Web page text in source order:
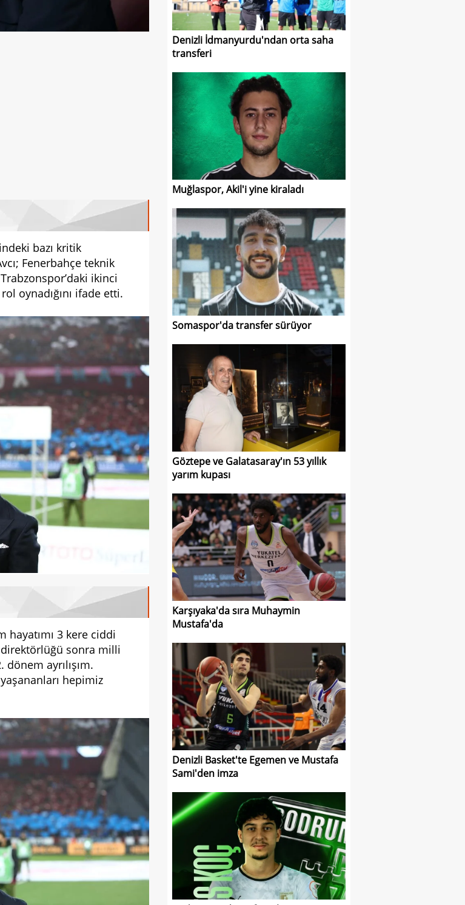
bazı kritik
Fenerbahçe teknik
ikinci
oynadığını ifade etti.
3 kere ciddi
sonra milli
ayrılışım.
hepimiz
Denizli İdmanyurdu'ndan orta saha
transferi
Muğlaspor, Akil'i yine kiraladı
Somaspor'da transfer sürüyor
Göztepe ve Galatasaray'ın 53 yıllık
yarım kupası
Karşıyaka'da sıra Muhaymin
Mustafa'da
Denizli Basket'te Egemen ve Mustafa
Sami'den imza